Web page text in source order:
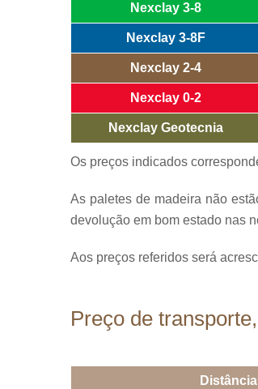
Nexclay 3-8
Nexclay 3-8F
Nexclay 2-4
Nexclay 0-2
Nexclay Geotecnia
Os preços indicados
As paletes de madeira não
devolução em bom estado nas
Aos preços referidos será
Preço de
Distância